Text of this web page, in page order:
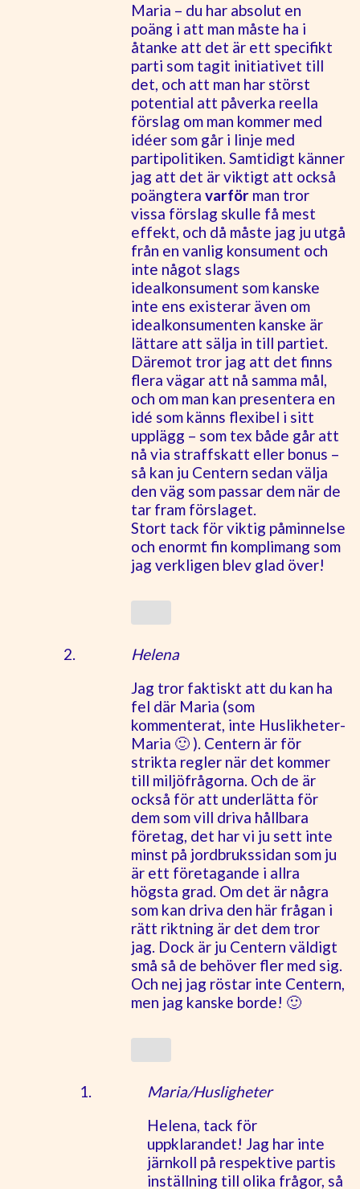
Maria – du har absolut en
poäng i att man måste ha i
åtanke att det är ett specifikt
parti som tagit initiativet till
det, och att man har störst
potential att påverka reella
förslag om man kommer med
idéer som går i linje med
partipolitiken. Samtidigt känner
jag att det är viktigt att också
poängtera varför man tror
vissa förslag skulle få mest
effekt, och då måste jag ju utgå
från en vanlig konsument och
inte något slags
idealkonsument som kanske
inte ens existerar även om
idealkonsumenten kanske är
lättare att sälja in till partiet.
Däremot tror jag att det finns
flera vägar att nå samma mål,
och om man kan presentera en
idé som känns flexibel i sitt
upplägg – som tex både går att
nå via straffskatt eller bonus –
så kan ju Centern sedan välja
den väg som passar dem när de
tar fram förslaget.
Stort tack för viktig påminnelse
och enormt fin komplimang som
jag verkligen blev glad över!
Helena
Jag tror faktiskt att du kan ha
fel där Maria (som
kommenterat, inte Huslikheter-
Maria 🙂 ). Centern är för
strikta regler när det kommer
till miljöfrågorna. Och de är
också för att underlätta för
dem som vill driva hållbara
företag, det har vi ju sett inte
minst på jordbrukssidan som ju
är ett företagande i allra
högsta grad. Om det är några
som kan driva den här frågan i
rätt riktning är det dem tror
jag. Dock är ju Centern väldigt
små så de behöver fler med sig.
Och nej jag röstar inte Centern,
men jag kanske borde! 🙂
Maria/Husligheter
Helena, tack för
uppklarandet! Jag har inte
järnkoll på respektive partis
inställning till olika frågor, så